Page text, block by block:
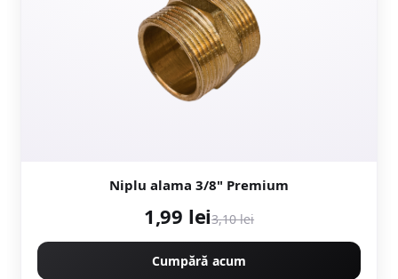
Niplu alama 3/8" Premium
1,99 lei3,10 lei
Cumpără acum